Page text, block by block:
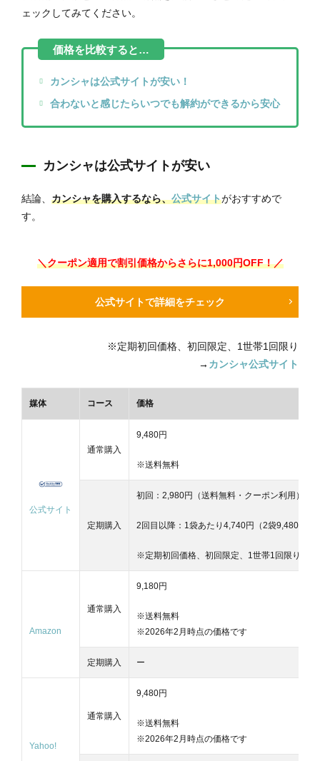
ェックしてみてください。
カンシャは公式サイトが安い！
合わないと感じたらいつでも解約ができるから安心
カンシャは公式サイトが安い
結論、 カンシャを購入するなら、公式サイトがおすすめで
す。
＼クーポン適用で割引価格からさらに1,000円OFF！／
公式サイトで詳細をチェック
※定期初回価格、初回限定、1世帯1回限り
→ カンシャ公式サイト
媒体 コース 価格
公式サイト
通常購入
9,480円
※送料無料
定期購入
初回：2,980円（送料無料・クーポン利用）
2回目以降：1袋あたり4,740円（2袋9,480円）
※定期初回価格、初回限定、1世帯1回限り
Amazon
通常購入
9,180円
※送料無料
※2026年2月時点の価格です
定期購入 ー
Yahoo!
通常購入
9,480円
※送料無料
※2026年2月時点の価格です